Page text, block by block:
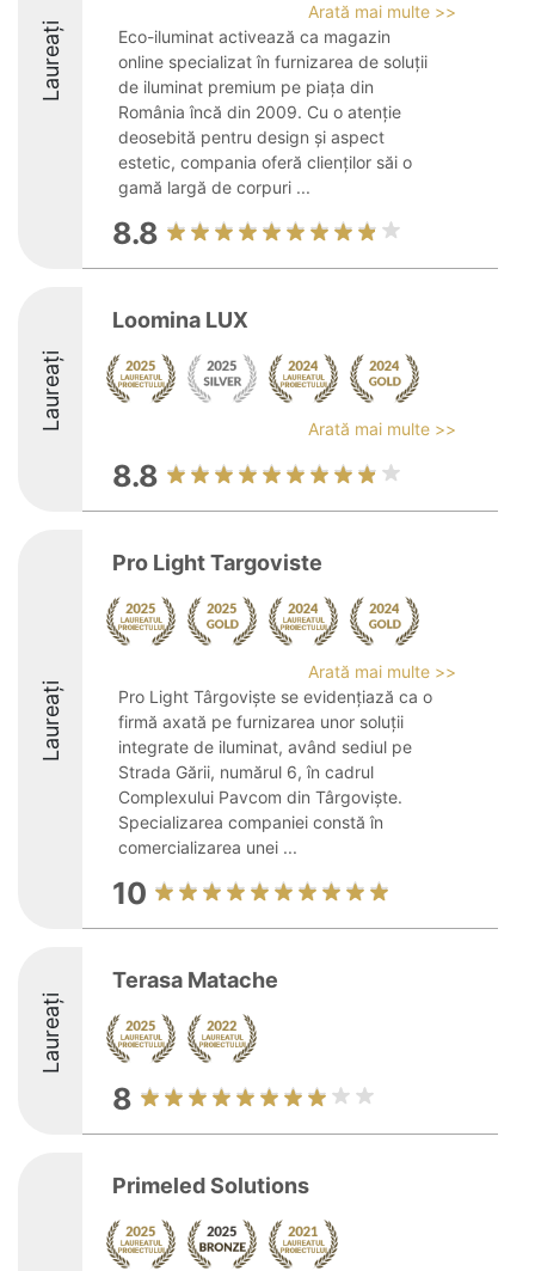
Laureați
Arată mai multe >>
Eco-iluminat activează ca magazin
online specializat în furnizarea de soluții
de iluminat premium pe piața din
România încă din 2009. Cu o atenție
deosebită pentru design și aspect
estetic, compania oferă clienților săi o
gamă largă de corpuri ...
8.8
Laureați
Loomina LUX
Arată mai multe >>
8.8
Laureați
Pro Light Targoviste
Arată mai multe >>
Pro Light Târgoviște se evidențiază ca o
firmă axată pe furnizarea unor soluții
integrate de iluminat, având sediul pe
Strada Gării, numărul 6, în cadrul
Complexului Pavcom din Târgoviște.
Specializarea companiei constă în
comercializarea unei ...
10
Laureați
Terasa Matache
8
Primeled Solutions